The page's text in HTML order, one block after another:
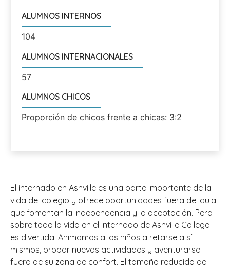
ALUMNOS INTERNOS
104
ALUMNOS INTERNACIONALES
57
ALUMNOS CHICOS
Proporción de chicos frente a chicas: 3:2
El internado en Ashville es una parte importante de la
vida del colegio y ofrece oportunidades fuera del aula
que fomentan la independencia y la aceptación. Pero
sobre todo la vida en el internado de Ashville College
es divertida. Animamos a los niños a retarse a sí
mismos, probar nuevas actividades y aventurarse
fuera de su zona de confort. El tamaño reducido de